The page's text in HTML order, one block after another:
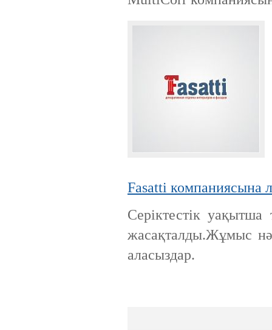
Fasatti компаниясына
Серіктестік уақытша
жасақталды.Жұмыс
аласыздар.